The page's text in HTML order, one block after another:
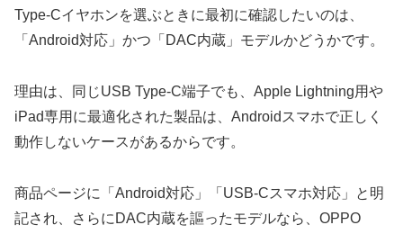
Type-Cイヤホンを選ぶときに最初に確認したいのは、
「Android対応」かつ「DAC内蔵」モデルかどうかです。
理由は、同じUSB Type-C端子でも、Apple Lightning用や
iPad専用に最適化された製品は、Androidスマホで正しく
動作しないケースがあるからです。
商品ページに「Android対応」「USB-Cスマホ対応」と明
記され、さらにDAC内蔵を謳ったモデルなら、OPPO